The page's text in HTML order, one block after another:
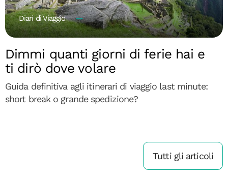
Diari di Viaggio
Dimmi quanti giorni di ferie hai e
ti dirò dove volare
Guida definitiva agli itinerari di viaggio last minute:
short break o grande spedizione?
Tutti gli articoli